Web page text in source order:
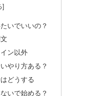
いでいいの？
ン以外
やり方ある？
どうする
いで始める？